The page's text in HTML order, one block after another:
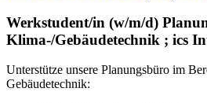
Werkstudent/in (w/m/d)
Klima-/Gebäudetechnik ; ics
Unterstütze unsere Planungsbüro im
Gebäudetechnik: